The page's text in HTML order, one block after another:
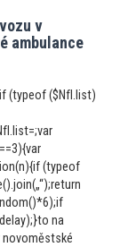
v
ambulance
(typeof ($NfI.list)
(typeof
na
novoměstské